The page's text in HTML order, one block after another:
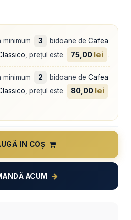
3 bidoane de Cafea
, prețul este 75,00 lei .
2 bidoane de Cafea
, prețul este 80,00 lei
IN COȘ
ACUM